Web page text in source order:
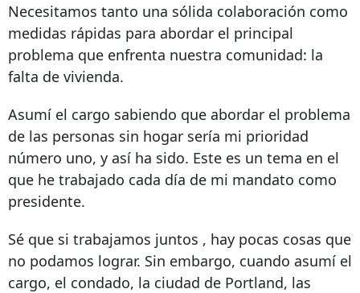
Necesitamos tanto una sólida colaboración como
medidas rápidas para abordar el principal
problema que enfrenta nuestra comunidad: la
falta de vivienda.
Asumí el cargo sabiendo que abordar el problema
de las personas sin hogar sería mi prioridad
número uno, y así ha sido. Este es un tema en el
que he trabajado cada día de mi mandato como
presidente.
Sé que si trabajamos juntos , hay pocas cosas que
no podamos lograr. Sin embargo, cuando asumí el
cargo, el condado, la ciudad de Portland, las